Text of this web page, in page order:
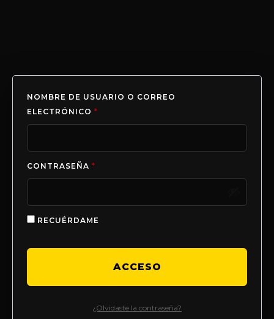
NOMBRE DE USUARIO O CORREO
ELECTRÓNICO *
CONTRASEÑA *
RECUÉRDAME
ACCESO
¿Olvidaste la contraseña?